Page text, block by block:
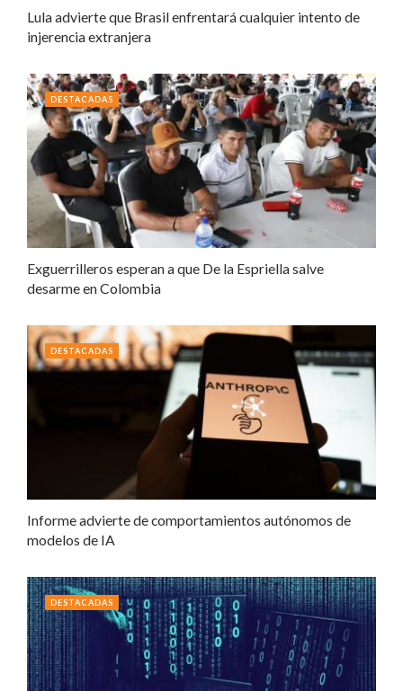
Lula advierte que Brasil enfrentará cualquier intento de
injerencia extranjera
Exguerrilleros esperan a que De la Espriella salve
desarme en Colombia
DESTACADAS
Informe advierte de comportamientos autónomos de
modelos de IA
DESTACADAS
DESTACADAS